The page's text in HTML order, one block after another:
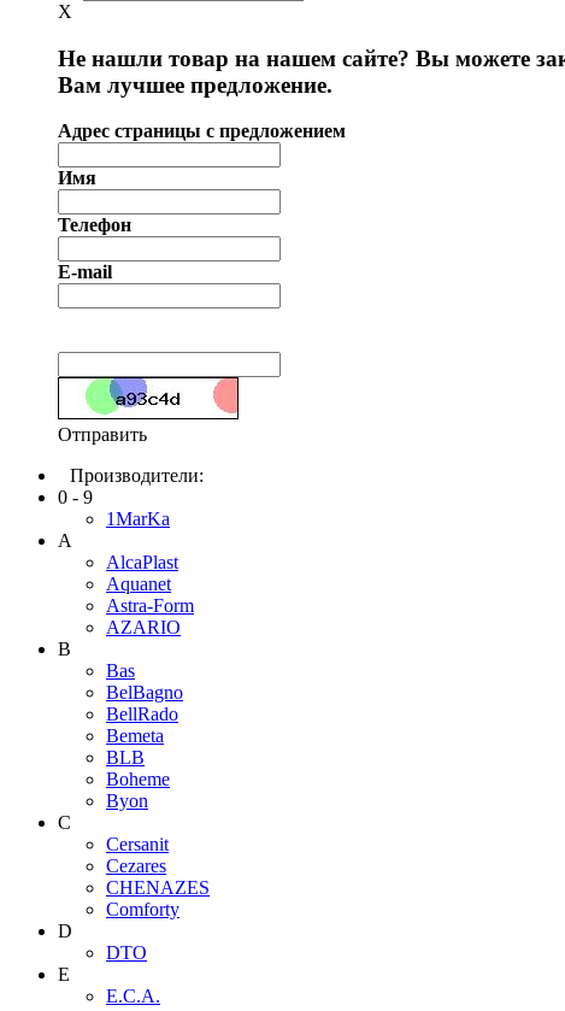
X
Не нашли товар на нашем сайте? Вы можете
Вам лучшее предложение.
Адрес страницы с предложением
Имя
Телефон
E-mail
Отправить
Производители:
0 - 9
1MarKa
A
AlcaPlast
Aquanet
Astra-Form
AZARIO
B
Bas
BelBagno
BellRado
Bemeta
BLB
Boheme
Byon
C
Cersanit
Cezares
CHENAZES
Comforty
D
DTO
E
E.C.A.